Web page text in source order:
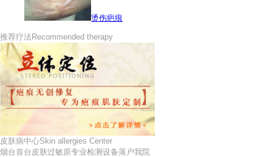
烫伤疤痕
推荐疗法Recommended therapy
皮肤病中心Skin allergies Center
烟台首台皮肤过敏原专业检测设备落户我院